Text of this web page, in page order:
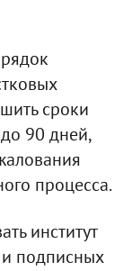
сроки
90 дней,
процесса.
институт
подписных